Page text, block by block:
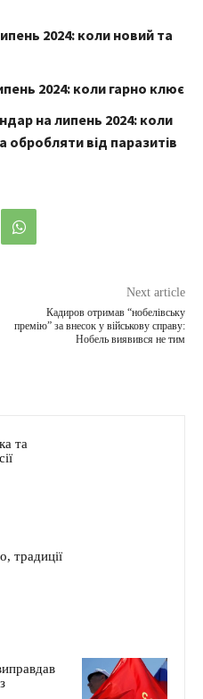
2024: коли новий та
2024: коли гарно клює
на липень 2024: коли
від паразитів
Next article
Кадиров отримав “нобелівську
премію” за внесок у військову справу:
Нобель виявився не тим
та
традиції